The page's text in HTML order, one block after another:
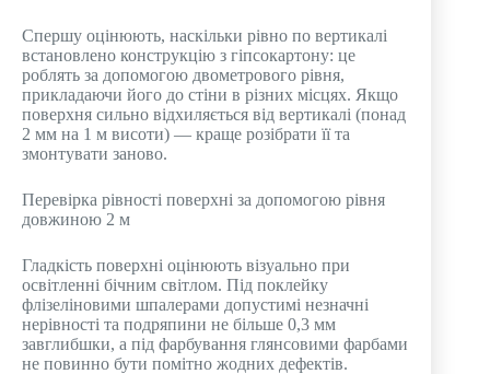
Спершу оцінюють, наскільки рівно по вертикалі
встановлено конструкцію з гіпсокартону: це
роблять за допомогою двометрового рівня,
прикладаючи його до стіни в різних місцях. Якщо
поверхня сильно відхиляється від вертикалі (понад
2 мм на 1 м висоти) — краще розібрати її та
змонтувати заново.
Перевірка рівності поверхні за допомогою рівня
довжиною 2 м
Гладкість поверхні оцінюють візуально при
освітленні бічним світлом. Під поклейку
флізеліновими шпалерами допустимі незначні
нерівності та подряпини не більше 0,3 мм
завглибшки, а під фарбування глянсовими фарбами
не повинно бути помітно жодних дефектів.